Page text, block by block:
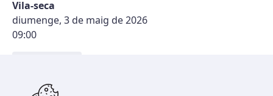
Vila-seca
diumenge, 3 de maig de 2026
09:00